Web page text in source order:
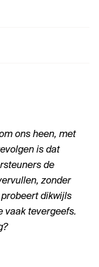
ons heen, met
is dat
de
zonder
dikwijls
vaak tevergeefs.